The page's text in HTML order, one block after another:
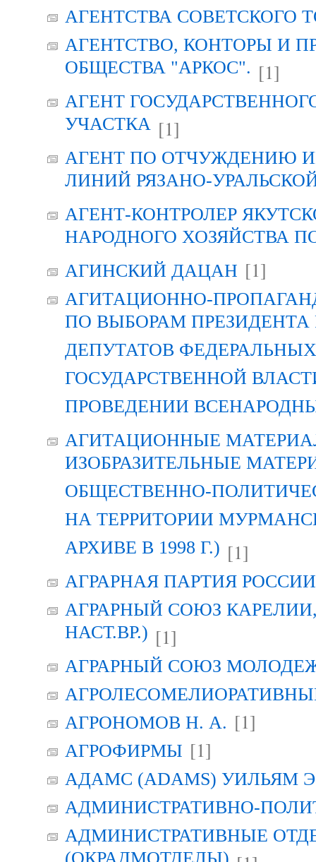
АГЕНТСТВА СОВЕТСКОГО
АГЕНТСТВО, КОНТОРЫ И
ОБЩЕСТВА "АРКОС". [1]
АГЕНТ
УЧАСТКА [1]
АГЕНТ ПО ОТЧУЖДЕНИЮ
ЛИНИЙ РЯЗАНО-
АГЕНТ-КОНТРОЛЕР
НАРОДНОГО ХОЗЯЙСТВА
АГИНСКИЙ ДАЦАН [1]
АГИТАЦИОННО-
ПО ВЫБОРАМ
ДЕПУТАТОВ
ГОСУДАРСТВЕННОЙ
ПРОВЕДЕНИИ
АГИТАЦИОННЫЕ
ИЗОБРАЗИТЕЛЬНЫЕ
ОБЩЕСТВЕННО-
НА ТЕРРИТОРИИ
АРХИВЕ В 1998 Г.) [1]
АГРАРНАЯ ПАРТИЯ РОССИИ
АГРАРНЫЙ СОЮЗ КАРЕЛИИ,
НАСТ.ВР.) [1]
АГРАРНЫЙ СОЮЗ
АГРОНОМОВ Н. А. [1]
АГРОФИРМЫ [1]
АДАМС (ADAMS) УИЛЬЯМ
АДМИНИСТРАТИВНО-
АДМИНИСТРАТИВНЫЕ